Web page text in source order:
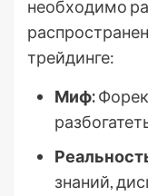
необходимо
трейдинге:
Миф:
знаний,